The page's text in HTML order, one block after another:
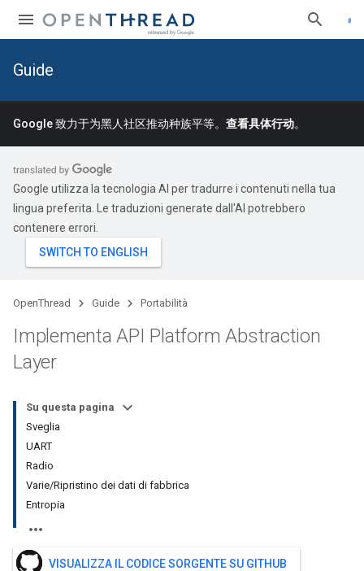
Guide
Google 致力于为黑人社区推动种族平等。 查看具体行动。
Google utilizza la tecnologia AI per tradurre i contenuti nella tua
lingua preferita. Le traduzioni generate dall'AI potrebbero
contenere errori.
OpenThread Guide Portabilità
Implementa API Platform Abstraction
Layer
Su questa pagina
Sveglia
UART
Radio
Varie/Ripristino dei dati di fabbrica
Entropia
VISUALIZZA IL CODICE SORGENTE SU GITHUB